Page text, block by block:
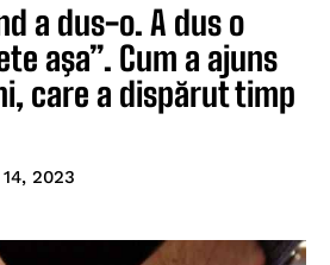
a dus-o. A dus o
aşa”. Cum a ajuns
care a dispărut timp
2023